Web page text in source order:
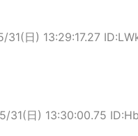
31(日) 13:29:17.27
31(日) 13:30:00.75